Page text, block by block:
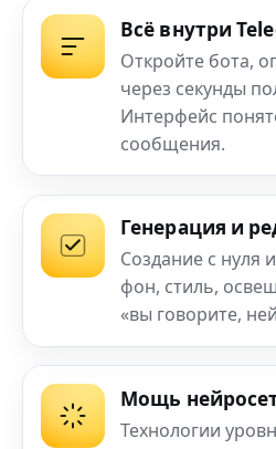
Всё внутри
Откройте бота,
через секунды
Интерфейс
сообщения.
Генерация и
Создание с нуля
фон, стиль,
«вы говорите,
Мощь
Технологии